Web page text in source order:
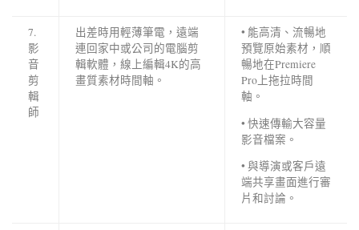
7.
影
音
剪
輯
師
出差時用輕薄筆電，遠端
連回家中或公司的電腦剪
輯軟體，線上編輯4K的高
畫質素材時間軸。
• 能高清、流暢地
預覽原始素材，順
暢地在Premiere
Pro上拖拉時間
軸。
• 快速傳輸大容量
影音檔案。
• 與導演或客戶遠
端共享畫面進行審
片和討論。